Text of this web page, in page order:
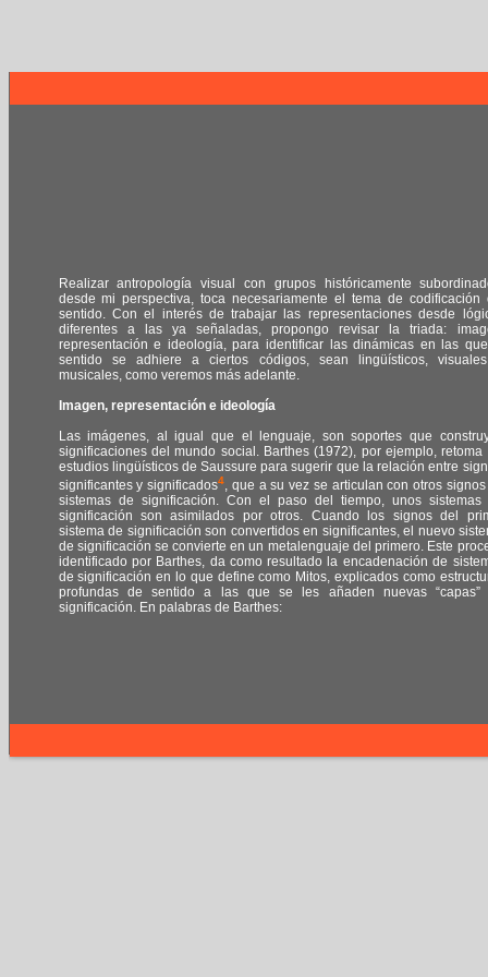
Realizar antropología visual con grupos históricamente
desde mi perspectiva, toca necesariamente el tema de codificación
sentido. Con el interés de trabajar las representaciones desde
diferentes a las ya señaladas, propongo revisar la triada:
representación e ideología, para identificar las dinámicas en las
sentido se adhiere a ciertos códigos, sean lingüísticos,
musicales, como veremos más adelante.
Imagen, representación e ideología
Las imágenes, al igual que el lenguaje, son soportes que
significaciones del mundo social. Barthes (1972), por ejemplo, retoma
estudios lingüísticos de Saussure para sugerir que la relación entre
significantes y significados4, que a su vez se articulan con otros
sistemas de significación. Con el paso del tiempo, unos sistemas
significación son asimilados por otros. Cuando los signos del
sistema de significación son convertidos en significantes, el nuevo
de significación se convierte en un metalenguaje del primero. Este
identificado por Barthes, da como resultado la encadenación de
de significación en lo que define como Mitos, explicados como
profundas de sentido a las que se les añaden nuevas “capas”
significación. En palabras de Barthes: